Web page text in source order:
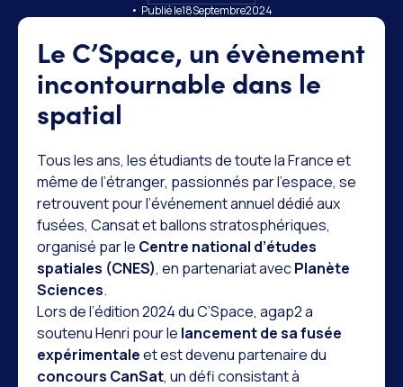
• Publié le18Septembre2024
Le C’Space, un évènement
incontournable dans le
spatial
Tous les ans, les étudiants de toute la France et
même de l’étranger, passionnés par l’espace, se
retrouvent pour l’événement annuel dédié aux
fusées, Cansat et ballons stratosphériques,
organisé par le Centre national d’études
spatiales (CNES), en partenariat avecPlanète
Sciences.
Lors de l’édition 2024 du C’Space, agap2 a
soutenu Henri pour le lancement de sa fusée
expérimentaleet est devenu partenaire du
concours CanSat, un défi consistant à